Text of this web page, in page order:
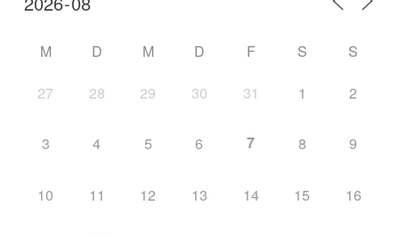
M D M D F S S
27 28 29 30 31 1 2
3 4 5 6 7 8 9
10 11 12 13 14 15 16